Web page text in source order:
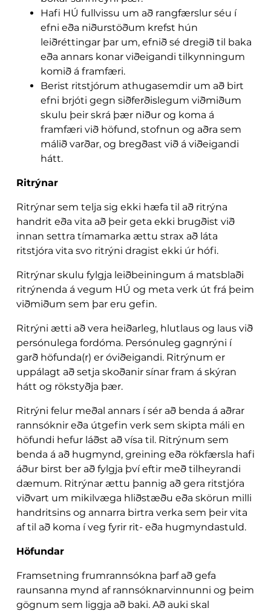
Hafi HÚ fullvissu um að rangfærslur séu í
efni eða niðurstöðum krefst hún
leiðréttingar þar um, efnið sé dregið til baka
eða annars konar viðeigandi tilkynningum
komið á framfæri.
Berist ritstjórum athugasemdir um að birt
efni brjóti gegn siðferðislegum viðmiðum
skulu þeir skrá þær niður og koma á
framfæri við höfund, stofnun og aðra sem
málið varðar, og bregðast við á viðeigandi
hátt.
Ritrýnar
Ritrýnar sem telja sig ekki hæfa til að ritrýna
handrit eða vita að þeir geta ekki brugðist við
innan settra tímamarka ættu strax að láta
ritstjóra vita svo ritrýni dragist ekki úr hófi.
Ritrýnar skulu fylgja leiðbeiningum á matsblaði
ritrýnenda á vegum HÚ og meta verk út frá þeim
viðmiðum sem þar eru gefin.
Ritrýni ætti að vera heiðarleg, hlutlaus og laus við
persónulega fordóma. Persónuleg gagnrýni í
garð höfunda(r) er óviðeigandi. Ritrýnum er
uppálagt að setja skoðanir sínar fram á skýran
hátt og rökstyðja þær.
Ritrýni felur meðal annars í sér að benda á aðrar
rannsóknir eða útgefin verk sem skipta máli en
höfundi hefur láðst að vísa til. Ritrýnum sem
benda á að hugmynd, greining eða rökfærsla hafi
áður birst ber að fylgja því eftir með tilheyrandi
dæmum. Ritrýnar ættu þannig að gera ritstjóra
viðvart um mikilvæga hliðstæðu eða skörun milli
handritsins og annarra birtra verka sem þeir vita
af til að koma í veg fyrir rit- eða hugmyndastuld.
Höfundar
Framsetning frumrannsókna þarf að gefa
raunsanna mynd af rannsóknarvinnunni og þeim
gögnum sem liggja að baki. Að auki skal